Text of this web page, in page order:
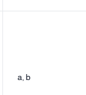
a, b